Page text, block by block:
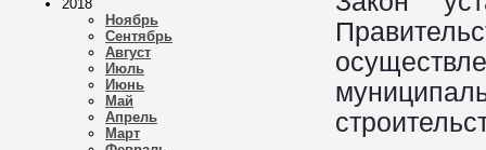
2018
Ноябрь
Сентябрь
Август
Июль
Июнь
Май
Апрель
Март